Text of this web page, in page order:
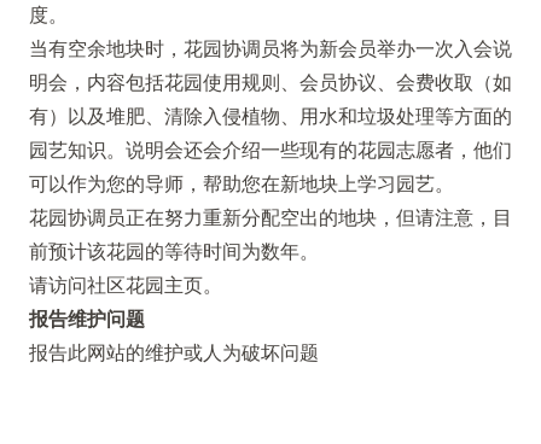
度。
当有空余地块时，花园协调员将为新会员举办一次入会说
明会，内容包括花园使用规则、会员协议、会费收取（如
有）以及堆肥、清除入侵植物、用水和垃圾处理等方面的
园艺知识。说明会还会介绍一些现有的花园志愿者，他们
可以作为您的导师，帮助您在新地块上学习园艺。
花园协调员正在努力重新分配空出的地块，但请注意，目
前预计该花园的等待时间为数年。
请访问社区花园主页。
报告维护问题
报告此网站的维护或人为破坏问题